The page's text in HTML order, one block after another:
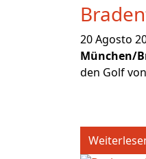
20 Agosto
München/
den Golf